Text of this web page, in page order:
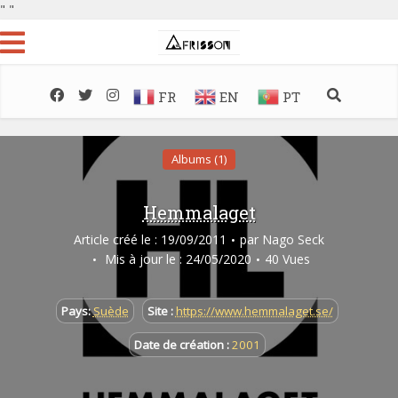
" "
FR EN PT
Albums (1)
Hemmalaget
Article créé le : 19/09/2011 par Nago Seck
Mis à jour le : 24/05/2020
40 Vues
Pays:Suède Site : https://www.hemmalaget.se/
Date de création :2001